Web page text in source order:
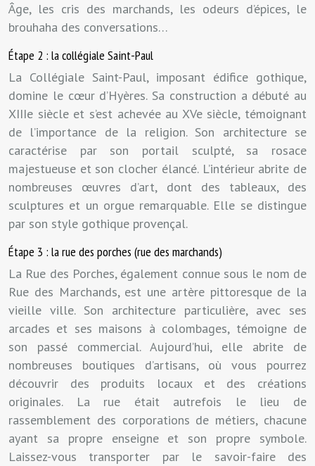
Âge, les cris des marchands, les odeurs d’épices, le
brouhaha des conversations…
Étape 2 : la collégiale Saint-Paul
La Collégiale Saint-Paul, imposant édifice gothique,
domine le cœur d’Hyères. Sa construction a débuté au
XIIIe siècle et s’est achevée au XVe siècle, témoignant
de l’importance de la religion. Son architecture se
caractérise par son portail sculpté, sa rosace
majestueuse et son clocher élancé. L’intérieur abrite de
nombreuses œuvres d’art, dont des tableaux, des
sculptures et un orgue remarquable. Elle se distingue
par son style gothique provençal.
Étape 3 : la rue des porches (rue des marchands)
La Rue des Porches, également connue sous le nom de
Rue des Marchands, est une artère pittoresque de la
vieille ville. Son architecture particulière, avec ses
arcades et ses maisons à colombages, témoigne de
son passé commercial. Aujourd’hui, elle abrite de
nombreuses boutiques d’artisans, où vous pourrez
découvrir des produits locaux et des créations
originales. La rue était autrefois le lieu de
rassemblement des corporations de métiers, chacune
ayant sa propre enseigne et son propre symbole.
Laissez-vous transporter par le savoir-faire des